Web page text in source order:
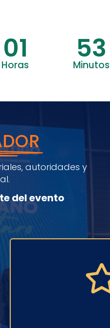
01
Horas 53
Minutos
autoridades y
del evento